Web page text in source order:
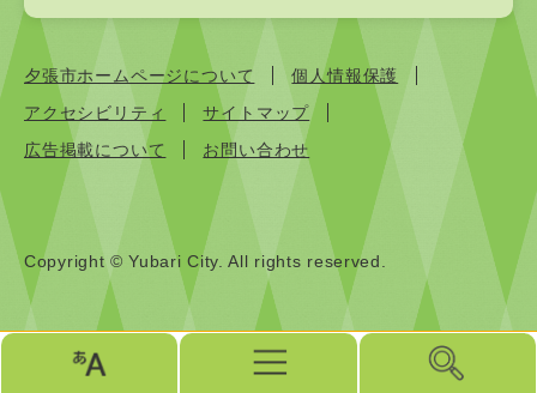
夕張市ホームページについて
個人情報保護
アクセシビリティ
サイトマップ
広告掲載について
お問い合わせ
Copyright © Yubari City. All rights reserved.